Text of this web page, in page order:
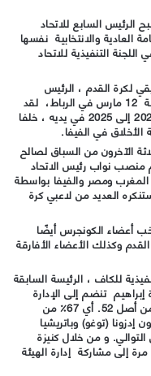
الرئيس السابع للاتحاد
العادية والانتخابية نفسها
التنفيذية للاتحاد
لكرة القدم ، الرئيس
السابق لماميلودي صنداونز بالتزكية يوم الجمعة 12 مارس في الرباط، لقد
أصبح الآن مصير الهيئة الإفريقية للفترة من 2021 إلى 2025 في يديه ، خلفا
في الفيفا.
الآخرون من السباق لصالح
نواب رئيس الاتحاد
ومصر والفيفا بواسطة
العديد من لاعبي كرة
أعضاء الكونجرس أيضًا
القدم وكذلك الأعضاء الأفارقة
للكاف ، الرئيسة السابقة
إبراهيم تنضم إلى الإدارة
التنفيذية الجديدة. فقد حصلت على 35 صوتا من أصل 52. أي 67٪ من
(توغو) وباتريشيا
9 و 8 أصوات على التوالي. و من خلال كنيزة
إلى مشاركة إدارة الهيئة